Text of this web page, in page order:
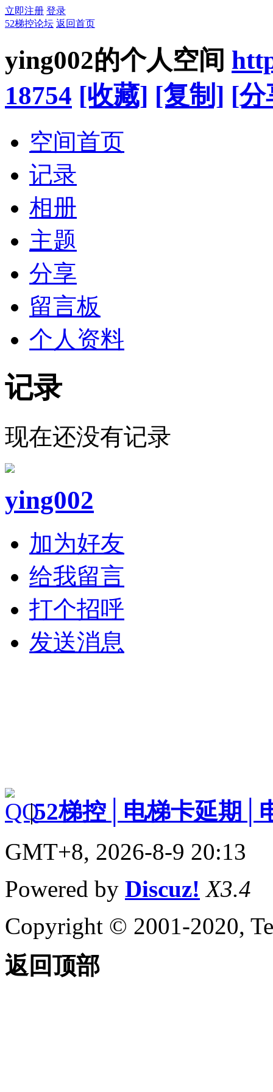
立即注册 登录
52梯控论坛 返回首页
ying002的个人空间
18754 [收藏] [复制] [分
空间首页
记录
相册
主题
分享
留言板
个人资料
记录
现在还没有记录
ying002
加为好友
给我留言
打个招呼
发送消息
|52梯控│电梯卡延期│
GMT+8, 2026-8-9 20:13
Powered by Discuz! X3.4
Copyright © 2001-2020,
返回顶部